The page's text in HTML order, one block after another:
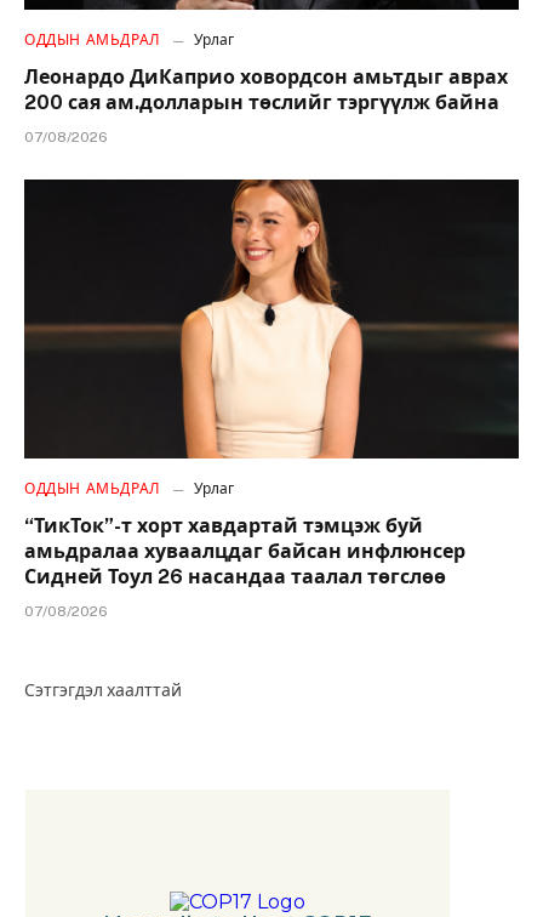
ОДДЫН АМЬДРАЛ Урлаг
Леонардо ДиКаприо ховордсон амьтдыг аврах
200 сая ам.долларын төслийг тэргүүлж байна
07/08/2026
ОДДЫН АМЬДРАЛ Урлаг
“ТикТок”-т хорт хавдартай тэмцэж буй
амьдралаа хуваалцдаг байсан инфлюнсер
Сидней Тоул 26 насандаа таалал төгслөө
07/08/2026
Сэтгэгдэл хаалттай